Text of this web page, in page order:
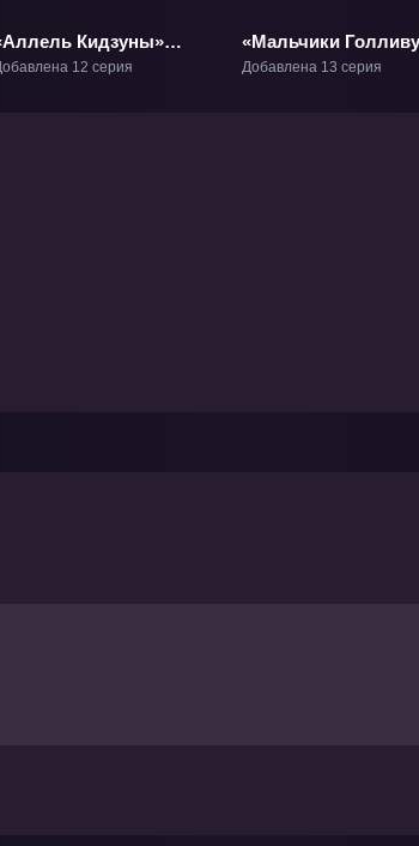
Кидзуны»
1
12 серия
«Мальчики
ТВ-1
Добавлена 13 серия